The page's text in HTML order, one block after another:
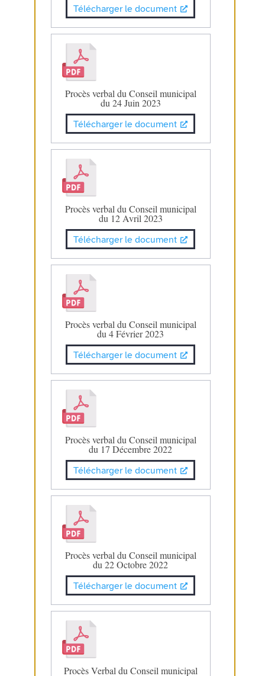
Télécharger le document
Procès verbal du Conseil municipal
du 24 Juin 2023
Télécharger le document
Procès verbal du Conseil municipal
du 12 Avril 2023
Télécharger le document
Procès verbal du Conseil municipal
du 4 Février 2023
Télécharger le document
Procès verbal du Conseil municipal
du 17 Décembre 2022
Télécharger le document
Procès verbal du Conseil municipal
du 22 Octobre 2022
Télécharger le document
Procès Verbal du Conseil municipal